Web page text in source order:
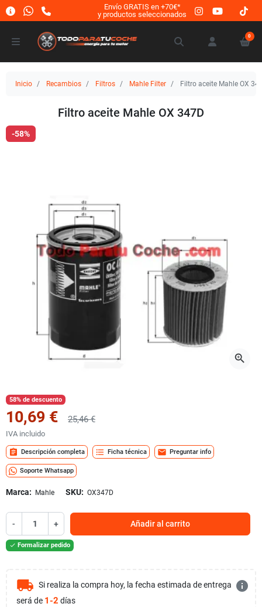
Envío GRATIS en +70€*
y productos seleccionados
0
Inicio Recambios Filtros Mahle Filter Filtro aceite Mahle OX
Filtro aceite Mahle OX 347D
-58%
zoom_in
58% de descuento
10,69 € 25,46 €
IVA incluido
assignment Descripción completa format_list_bulleted Ficha técnica mail Preguntar info
Soporte Whatsapp
Marca: Mahle SKU: OX347D
- + Añadir al carrito
 Formalizar pedido
local_shipping Si realiza la compra hoy, la fecha estimada de entrega
será de 1-2 días
info